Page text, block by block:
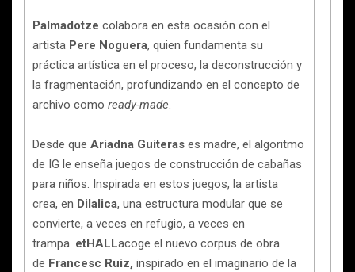
Palmadotze colabora en esta ocasión con el
artista Pere Noguera, quien fundamenta su
práctica artística en el proceso, la deconstrucción y
la fragmentación, profundizando en el concepto de
archivo como ready-made.
Desde que Ariadna Guiteras es madre, el algoritmo
de IG le enseña juegos de construcción de cabañas
para niños. Inspirada en estos juegos, la artista
crea, en Dilalica, una estructura modular que se
convierte, a veces en refugio, a veces en
trampa. etHALLacoge el nuevo corpus de obra
de Francesc Ruiz, inspirado en el imaginario de la